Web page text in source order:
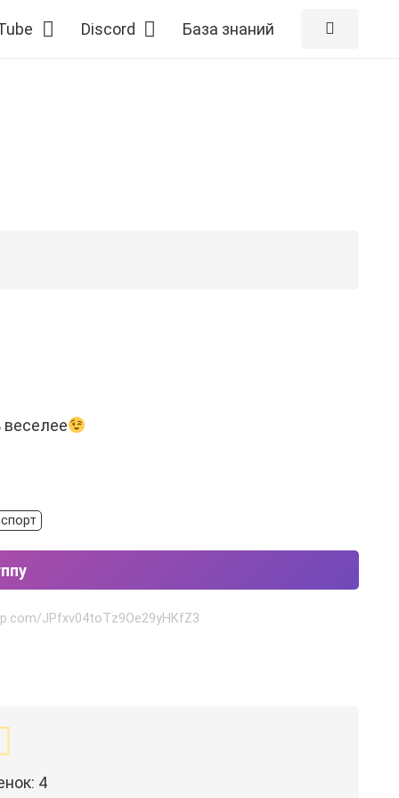
Discord База знаний
JPfxv04toTz9Oe29yHKfZ3
4